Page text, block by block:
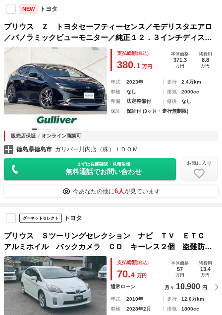
NEW トヨタ
プリウス Ｚ トヨタセーフティーセンス／モデリスタエアロ
／パノラミックビューモニター／純正１２．３インチディスプ
レイオーディオ／デジタルインナーミラー／パワーシート／Ｂ
ＳＭ／シートクーラー／取扱説明書／保証書
支払総額(税込)
380.1 万円
本体価格
371.3
万円
諸費用
8.8
万円
年式 2023年 走行
2.4万km
車検
なし 排気
2000cc
整備
法定整備付 修復
なし
保証
保証付 (3ヶ月・走行無制限)
販売店保証 オンライン商談可
徳島県徳島市 ガリバー川内店（株）ＩＤＯＭ
まずは在庫確認・見積依頼
無料通話でお問い合わせ
お気に入り
今あなたの他に6人が見ています
グーネットセレクト トヨタ
プリウス Ｓツーリングセレクション ナビ ＴＶ ＥＴＣ
アルミホイル バックカメラ ＣＤ キーレス２個 盗難防止
装置 プッシュスタート オートエアコン
支払総額(税込)
70.4 万円
本体価格
57
万円
諸費用
13.4
万円
通常ローン 月々 10,900 円
年式 2010年 走行
12.0万km
車検
2028年2月 排気
1800cc